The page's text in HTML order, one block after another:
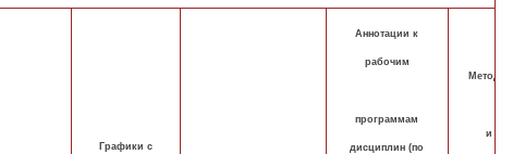
Графики с
Аннотации к
рабочим
программам
дисциплин (по
и иные